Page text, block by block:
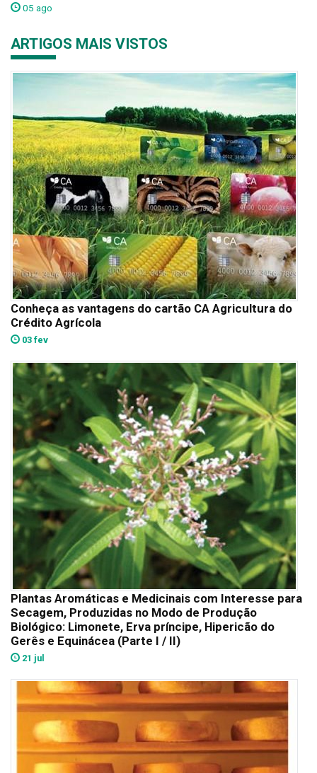
05 ago
ARTIGOS MAIS VISTOS
Conheça as vantagens do cartão CA Agricultura do
Crédito Agrícola
03 fev
Plantas Aromáticas e Medicinais com Interesse para
Secagem, Produzidas no Modo de Produção
Biológico: Limonete, Erva príncipe, Hipericão do
Gerês e Equinácea (Parte I / II)
21 jul